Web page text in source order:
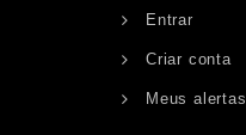
Entrar
Criar conta
Meus alertas